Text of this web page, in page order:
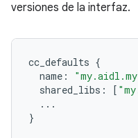
versiones de la interfaz.
cc_defaults {
name :
shared_libs : [
...
}